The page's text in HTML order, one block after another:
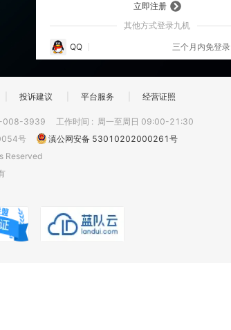
立即注册
其他方式登录九机
QQ 三个月内免登录
投诉建议 平台服务 经营证照
008-3939 工作时间 : 周一至周日 09:00-21:30
号
滇公网安备 53010202000261号
Reserved